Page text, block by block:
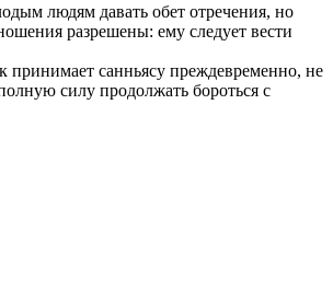
людям давать обет отречения, но
разрешены: ему следует вести
принимает санньясу преждевременно, не
силу продолжать бороться с